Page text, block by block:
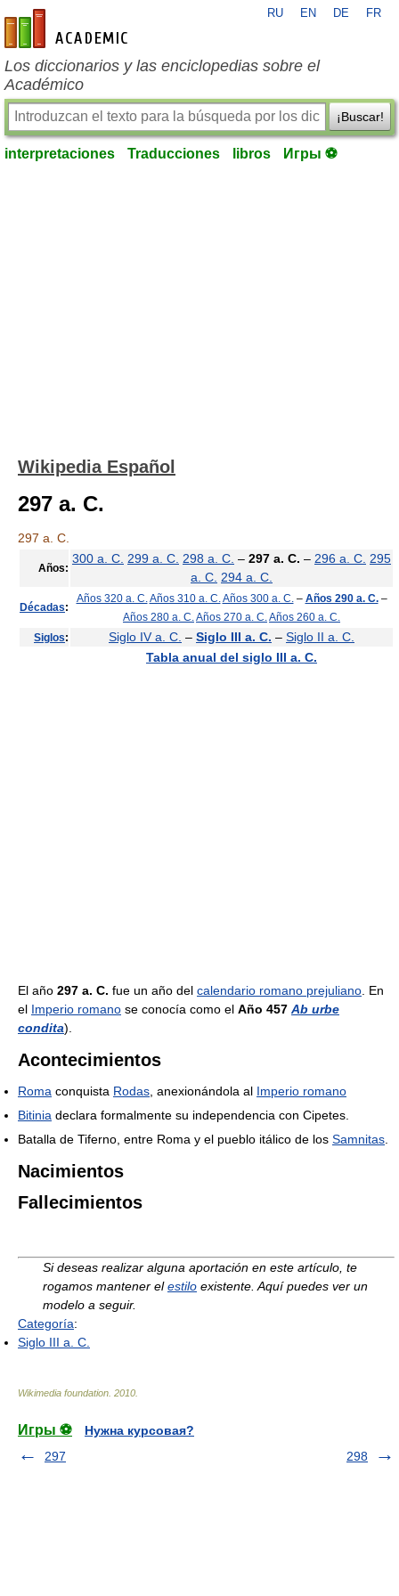
es-academic.com
RU EN DE FR
Los diccionarios y las enciclopedias sobre el
Académico
¡Buscar!
interpretaciones Traducciones libros Игры ⚽
Wikipedia Español
297 a. C.
297 a. C.
Años:
300 a. C. 299 a. C. 298 a. C. – 297 a. C. – 296 a. C. 295
a. C. 294 a. C.
Décadas:
Años 320 a. C. Años 310 a. C. Años 300 a. C. – Años 290 a. C.–
Años 280 a. C. Años 270 a. C. Años 260 a. C.
Siglos: Siglo IV a. C. – Siglo III a. C. – Siglo II a. C.
Tabla anual del siglo III a. C.
El año 297 a. C. fue un año del calendario romano prejuliano . En
el Imperio romano se conocía como el Año 457 Ab urbe
condita).
Acontecimientos
Roma conquista Rodas , anexionándola al Imperio romano
Bitinia declara formalmente su independencia con Cipetes.
Batalla de Tiferno, entre Roma y el pueblo itálico de los Samnitas
Nacimientos
Fallecimientos
Si deseas realizar alguna aportación en este artículo, te
rogamos mantener elestilo existente. Aquí puedes ver un
modelo a seguir.
Categoría:
Siglo III a. C.
Wikimedia foundation 2010
Игры ⚽
Нужна курсовая?
297
298